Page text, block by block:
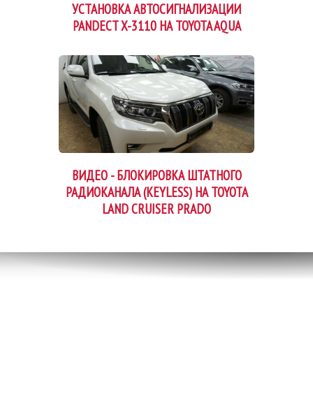
УСТАНОВКА АВТОСИГНАЛИЗАЦИИ
PANDECT X-3110 НА TOYOTA AQUA
ВИДЕО - БЛОКИРОВКА ШТАТНОГО
РАДИОКАНАЛА (KEYLESS) НА TOYOTA
LAND CRUISER PRADO